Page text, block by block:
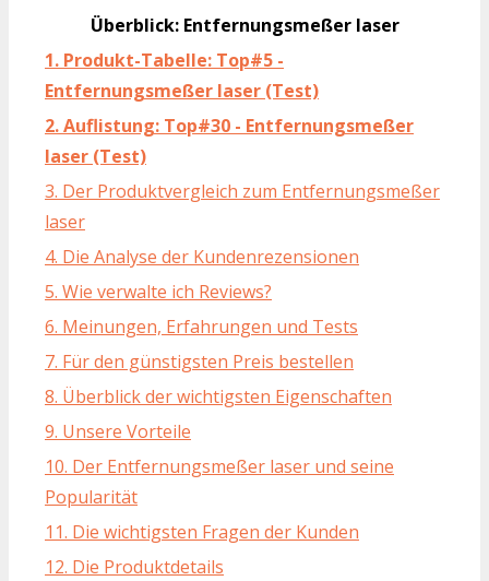
Überblick: Entfernungsmeßer laser
1. Produkt-Tabelle: Top#5 -
Entfernungsmeßer laser (Test)
2. Auflistung: Top#30 - Entfernungsmeßer
laser (Test)
3. Der Produktvergleich zum Entfernungsmeßer
laser
4. Die Analyse der Kundenrezensionen
5. Wie verwalte ich Reviews?
6. Meinungen, Erfahrungen und Tests
7. Für den günstigsten Preis bestellen
8. Überblick der wichtigsten Eigenschaften
9. Unsere Vorteile
10. Der Entfernungsmeßer laser und seine
Popularität
11. Die wichtigsten Fragen der Kunden
12. Die Produktdetails